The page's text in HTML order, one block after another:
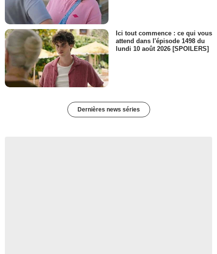
Ici tout commence : ce qui vous
attend dans l'épisode 1498 du
lundi 10 août 2026 [SPOILERS]
Dernières news séries